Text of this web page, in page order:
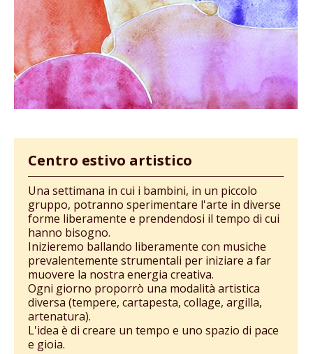
Centro estivo artistico
Una settimana in cui i bambini, in un piccolo
gruppo, potranno sperimentare l'arte in diverse
forme liberamente e prendendosi il tempo di cui
hanno bisogno.
Inizieremo ballando liberamente con musiche
prevalentemente strumentali per iniziare a far
muovere la nostra energia creativa.
Ogni giorno proporrò una modalità artistica
diversa (tempere, cartapesta, collage, argilla,
artenatura).
L'idea è di creare un tempo e uno spazio di pace
e gioia.